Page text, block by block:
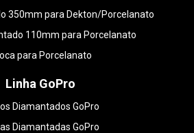
350mm para Dekton/Porcelanato
110mm para Porcelanato
para Porcelanato
Linha GoPro
Diamantados GoPro
Diamantadas GoPro